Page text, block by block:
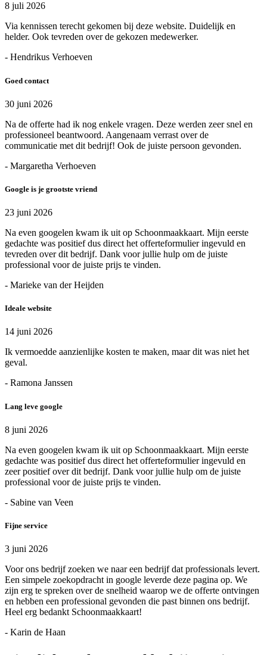
8 juli 2026
Via kennissen terecht gekomen bij deze website. Duidelijk en
helder. Ook tevreden over de gekozen medewerker.
- Hendrikus Verhoeven
Goed contact
30 juni 2026
Na de offerte had ik nog enkele vragen. Deze werden zeer snel en
professioneel beantwoord. Aangenaam verrast over de
communicatie met dit bedrijf! Ook de juiste persoon gevonden.
- Margaretha Verhoeven
Google is je grootste vriend
23 juni 2026
Na even googelen kwam ik uit op Schoonmaakkaart. Mijn eerste
gedachte was positief dus direct het offerteformulier ingevuld en
tevreden over dit bedrijf. Dank voor jullie hulp om de juiste
professional voor de juiste prijs te vinden.
- Marieke van der Heijden
Ideale website
14 juni 2026
Ik vermoedde aanzienlijke kosten te maken, maar dit was niet het
geval.
- Ramona Janssen
Lang leve google
8 juni 2026
Na even googelen kwam ik uit op Schoonmaakkaart. Mijn eerste
gedachte was positief dus direct het offerteformulier ingevuld en
zeer positief over dit bedrijf. Dank voor jullie hulp om de juiste
professional voor de juiste prijs te vinden.
- Sabine van Veen
Fijne service
3 juni 2026
Voor ons bedrijf zoeken we naar een bedrijf dat professionals levert.
Een simpele zoekopdracht in google leverde deze pagina op. We
zijn erg te spreken over de snelheid waarop we de offerte ontvingen
en hebben een professional gevonden die past binnen ons bedrijf.
Heel erg bedankt Schoonmaakkaart!
- Karin de Haan